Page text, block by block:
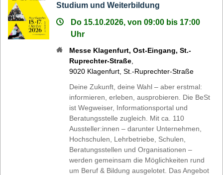
Studium und Weiterbildung
Do 15.10.2026, von 09:00 bis 17:00
Uhr
Messe Klagenfurt, Ost-Eingang, St.-
Ruprechter-Straße
9020 Klagenfurt ,St.-Ruprechter-Straße
Deine Zukunft, deine Wahl – aber erstmal:
informieren, erleben, ausprobieren. Die BeSt
ist Wegweiser, Informationsportal und
Beratungsstelle zugleich. Mit ca. 110
Aussteller:innen – darunter Unternehmen,
Hochschulen, Lehrbetriebe, Schulen,
Beratungsstellen und Organisationen –
werden gemeinsam die Möglichkeiten rund
um Beruf & Bildung ausgelotet. Das Angebot